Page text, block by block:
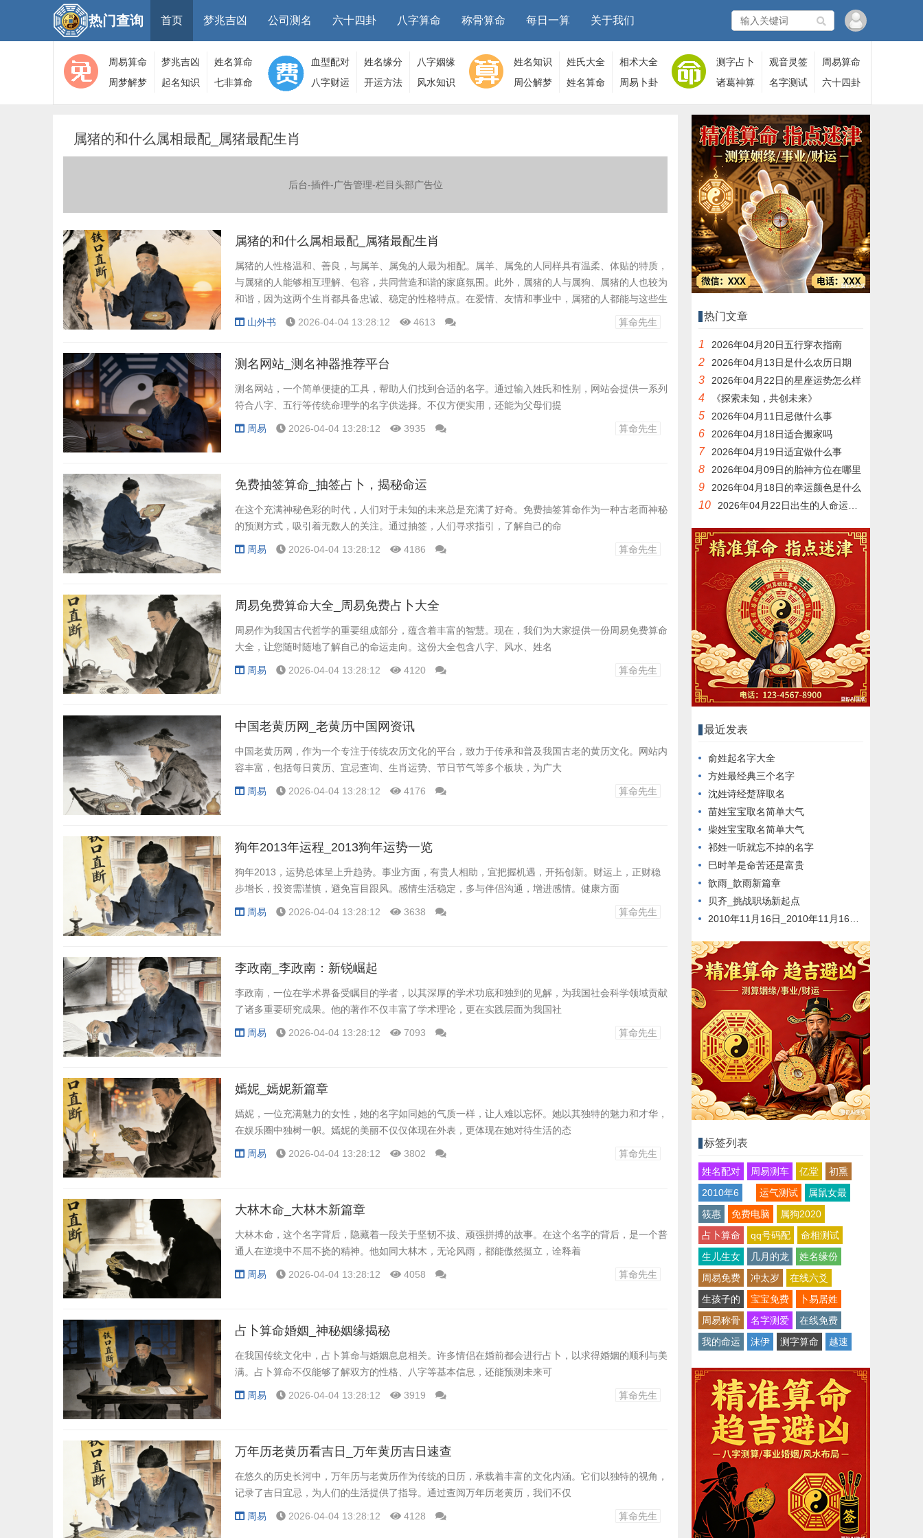
热门查询 首页 梦兆吉凶 公司测名 六十四卦 八字算命 称骨算命 每日一算 关于我们
周易算命 梦兆吉凶
姓名算命
周梦解梦
大全
起名知识
算命
七非算命
网
血型配对 姓名缘分
八字姻缘
八字财运
开运方法 风水知识
姓名知识 姓氏大全
相术大全
周公解梦
姓名算命 周易卜卦
测字占卜 观音灵签
周易算命
诸葛神算
名字测试 六十四卦
属猪的和什么属相最配_属猪最配生肖
后台-插件-广告管理-栏目头部广告位
属猪的和什么属相最配_属猪最配生肖
属猪的人性格温和、善良，与属羊、属兔的人最为相配。属羊、属兔的人同样具有温柔、体贴的特质，
与属猪的人能够相互理解、包容，共同营造和谐的家庭氛围。此外，属猪的人与属狗、属猪的人也较为
和谐，因为这两个生肖都具备忠诚、稳定的性格特点。在爱情、友情和事业中，属猪的人都能与这些生
肖的人建立良好的关系。
山外书 2026-04-04 13:28:12 4613 算命先生
测名网站_测名神器推荐平台
测名网站，一个简单便捷的工具，帮助人们找到合适的名字。通过输入姓氏和性别，网站会提供一系列
符合八字、五行等传统命理学的名字供选择。不仅方便实用，还能为父母们提
周易 2026-04-04 13:28:12 3935 算命先生
免费抽签算命_抽签占卜，揭秘命运
在这个充满神秘色彩的时代，人们对于未知的未来总是充满了好奇。免费抽签算命作为一种古老而神秘
的预测方式，吸引着无数人的关注。通过抽签，人们寻求指引，了解自己的命
周易 2026-04-04 13:28:12 4186 算命先生
周易免费算命大全_周易免费占卜大全
周易作为我国古代哲学的重要组成部分，蕴含着丰富的智慧。现在，我们为大家提供一份周易免费算命
大全，让您随时随地了解自己的命运走向。这份大全包含八字、风水、姓名
周易 2026-04-04 13:28:12 4120 算命先生
中国老黄历网_老黄历中国网资讯
中国老黄历网，作为一个专注于传统农历文化的平台，致力于传承和普及我国古老的黄历文化。网站内
容丰富，包括每日黄历、宜忌查询、生肖运势、节日节气等多个板块，为广大
周易 2026-04-04 13:28:12 4176 算命先生
狗年2013年运程_2013狗年运势一览
狗年2013，运势总体呈上升趋势。事业方面，有贵人相助，宜把握机遇，开拓创新。财运上，正财稳
步增长，投资需谨慎，避免盲目跟风。感情生活稳定，多与伴侣沟通，增进感情。健康方面
周易 2026-04-04 13:28:12 3638 算命先生
李政南_李政南：新锐崛起
李政南，一位在学术界备受瞩目的学者，以其深厚的学术功底和独到的见解，为我国社会科学领域贡献
了诸多重要研究成果。他的著作不仅丰富了学术理论，更在实践层面为我国社
周易 2026-04-04 13:28:12 7093 算命先生
嫣妮_嫣妮新篇章
嫣妮，一位充满魅力的女性，她的名字如同她的气质一样，让人难以忘怀。她以其独特的魅力和才华，
在娱乐圈中独树一帜。嫣妮的美丽不仅仅体现在外表，更体现在她对待生活的态
周易 2026-04-04 13:28:12 3802 算命先生
大林木命_大林木新篇章
大林木命，这个名字背后，隐藏着一段关于坚韧不拔、顽强拼搏的故事。在这个名字的背后，是一个普
通人在逆境中不屈不挠的精神。他如同大林木，无论风雨，都能傲然挺立，诠释着
周易 2026-04-04 13:28:12 4058 算命先生
占卜算命婚姻_神秘姻缘揭秘
在我国传统文化中，占卜算命与婚姻息息相关。许多情侣在婚前都会进行占卜，以求得婚姻的顺利与美
满。占卜算命不仅能够了解双方的性格、八字等基本信息，还能预测未来可
周易 2026-04-04 13:28:12 3919 算命先生
万年历老黄历看吉日_万年黄历吉日速查
在悠久的历史长河中，万年历与老黄历作为传统的日历，承载着丰富的文化内涵。它们以独特的视角，
记录了吉日宜忌，为人们的生活提供了指导。通过查阅万年历老黄历，我们不仅
周易 2026-04-04 13:28:12 4128 算命先生
热门文章
1 2026年04月20日五行穿衣指南
2 2026年04月13日是什么农历日期
3 2026年04月22日的星座运势怎么样
4 《探索未知，共创未来》
5 2026年04月11日忌做什么事
6 2026年04月18日适合搬家吗
7 2026年04月19日适宜做什么事
8 2026年04月09日的胎神方位在哪里
9 2026年04月18日的幸运颜色是什么
10 2026年04月22日出生的人命运如何
最近发表
俞姓起名字大全
方姓最经典三个名字
沈姓诗经楚辞取名
苗姓宝宝取名简单大气
柴姓宝宝取名简单大气
祁姓一听就忘不掉的名字
巳时羊是命苦还是富贵
歆雨_歆雨新篇章
贝齐_挑战职场新起点
2010年11月16日_2010年11月16日新闻回顾
标签列表
姓名配对 周易测车 亿堂
初熏
2010年6
运气测试
属鼠女最
筱惠
免费电脑
属狗2020
占卜算命
qq号码配
命相测试
生儿生女
几月的龙
姓名缘份
周易免费
冲太岁
在线六爻
生孩子的
宝宝免费
卜易居姓
周易称骨
名字测爱
在线免费
我的命运
沫伊 测字算命 越速